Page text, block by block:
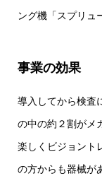
ング機「スプリュ
事業の効果
導入してから検査
の中の約２割がメ
楽しくビジョント
の方からも器械が